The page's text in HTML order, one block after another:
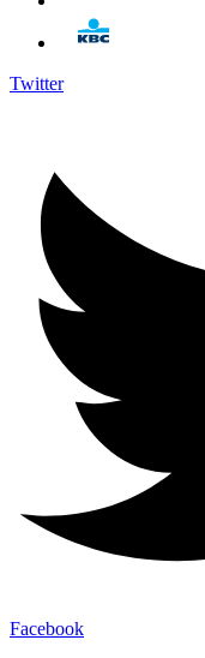
Twitter
Facebook